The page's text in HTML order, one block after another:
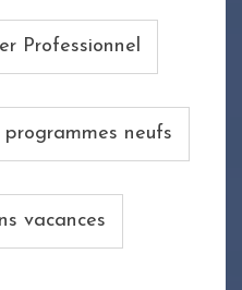
Professionnel
neufs
vacances